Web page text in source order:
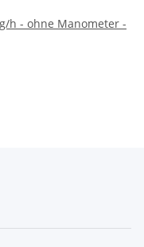
h - ohne Manometer -